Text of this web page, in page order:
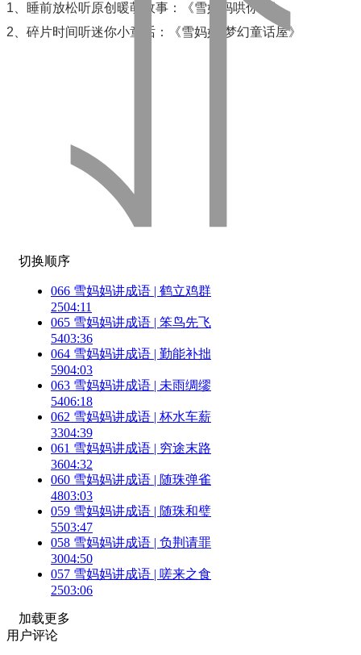
1、睡前放松听原创暖萌故事：《雪妈妈哄你睡》
2、碎片时间听迷你小童话：《雪妈妈·梦幻童话屋》
切换顺序
066 雪妈妈讲成语 | 鹤立鸡群
2504:11
065 雪妈妈讲成语 | 笨鸟先飞
5403:36
064 雪妈妈讲成语 | 勤能补拙
5904:03
063 雪妈妈讲成语 | 未雨绸缪
5406:18
062 雪妈妈讲成语 | 杯水车薪
3304:39
061 雪妈妈讲成语 | 穷途末路
3604:32
060 雪妈妈讲成语 | 随珠弹雀
4803:03
059 雪妈妈讲成语 | 随珠和璧
5503:47
058 雪妈妈讲成语 | 负荆请罪
3004:50
057 雪妈妈讲成语 | 嗟来之食
2503:06
加载更多
用户评论